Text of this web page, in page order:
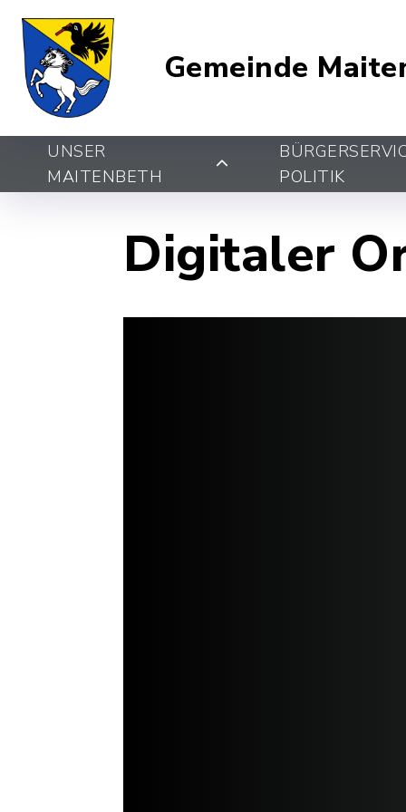
Gemeinde
UNSER
MAITENBETH
POLITIK
Digitaler